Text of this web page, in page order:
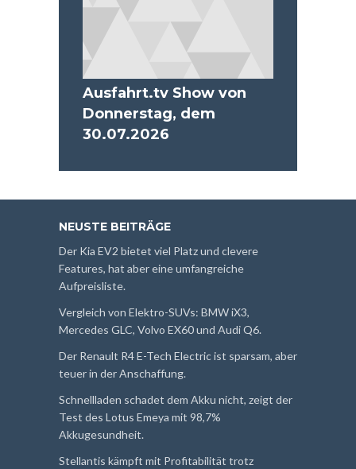
Ausfahrt.tv Show von
Donnerstag, dem
30.07.2026
NEUSTE BEITRÄGE
Der Kia EV2 bietet viel Platz und clevere
Features, hat aber eine umfangreiche
Aufpreisliste.
Vergleich von Elektro-SUVs: BMW iX3,
Mercedes GLC, Volvo EX60 und Audi Q6.
Der Renault R4 E-Tech Electric ist sparsam, aber
teuer in der Anschaffung.
Schnellladen schadet dem Akku nicht, zeigt der
Test des Lotus Emeya mit 98,7%
Akkugesundheit.
Stellantis kämpft mit Profitabilität trotz